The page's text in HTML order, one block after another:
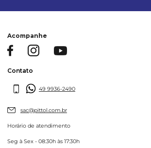
Acompanhe
Contato
49 9936-2490
sac@pittol.com.br
Horário de atendimento
Seg à Sex - 08:30h às 17:30h